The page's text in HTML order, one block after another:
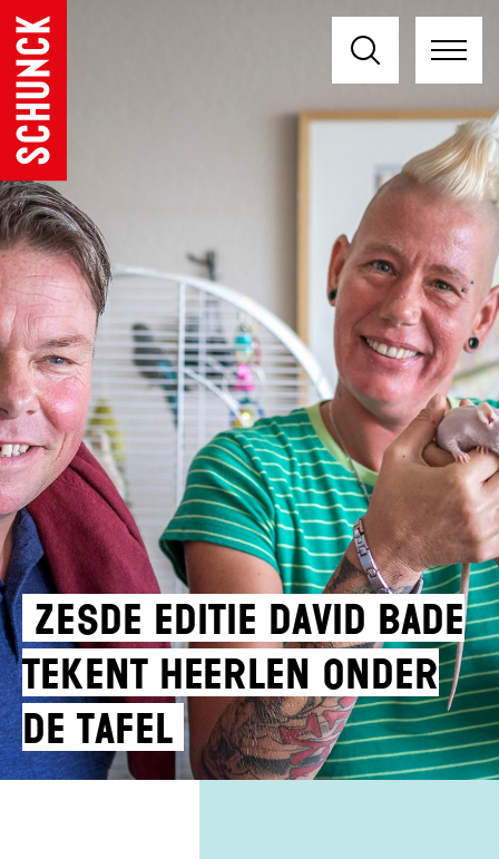
Zesde editie David Bade
tekent Heerlen onder
de tafel